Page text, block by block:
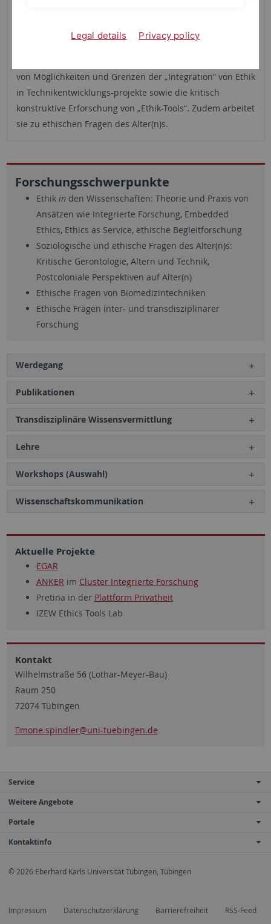
Forschungs- und Innovations-prozesse durch den
Einbezug ethischer Expertise reflexiver gestaltet werden
von Möglichkeiten und Grenzen der „Integration“ von Ethik
in Technikentwicklungs-projekte sowie die kritisch
konstruktive Erforschung von „Ethik-Tools“. Zudem arbeitet
sie zu ethischen Fragen des Alter(n)s.
Forschungsschwerpunkte
Ethik in den Wissenschaften: Theorie und Praxis von
Ansätzen wie Integrierte Forschung, Embedded
Ethics, Ethics as Service, ethische Begleitforschung
Soziologische und ethische Fragen des Alter(n)s:
Kritische Gerontologie, Altern und Technik,
Postcoloniale Perspektiven auf Alter(n)
Ethische Fragen von Biomedizintechniken
Ethische Fragen inter- und transdisziplinärer
Forschung
Werdegang
Publikationen
Transdisziplinäre Wissensvermittlung
Lehre
Workshops (Auswahl)
Wissenschaftskommunikation
Aktuelle Projekte
EGAR
ANKER im Cluster Integrierte Forschung
Pretina in der Plattform Privatheit
IZEW Ethics Tools Lab
Kontakt
Wilhelmstraße 56 (Lothar-Meyer-Bau)
Raum 250
72074 Tübingen
mone.spindler@uni-tuebingen.de
Service
Weitere Angebote
Portale
Kontaktinfo
© 2026 Eberhard Karls Universität Tübingen, Tübingen
Impressum Datenschutzerklärung Barrierefreiheit RSS-Feed
Legal details Privacy policy